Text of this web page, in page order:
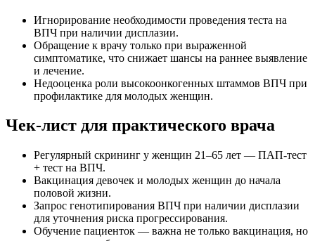
Игнорирование необходимости проведения теста на
ВПЧ при наличии дисплазии.
Обращение к врачу только при выраженной
симптоматике, что снижает шансы на раннее выявление
и лечение.
Недооценка роли высокоонкогенных штаммов ВПЧ при
профилактике для молодых женщин.
Чек-лист для практического врача
Регулярный скрининг у женщин 21–65 лет — ПАП-тест
+ тест на ВПЧ.
Вакцинация девочек и молодых женщин до начала
половой жизни.
Запрос генотипирования ВПЧ при наличии дисплазии
для уточнения риска прогрессирования.
Обучение пациенток — важна не только вакцинация, но